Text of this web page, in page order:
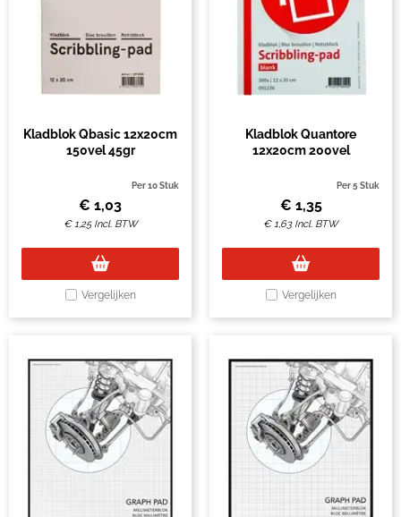
Kladblok Qbasic 12x20cm
150vel 45gr
Per 10 Stuk
€ 1,03
€1,25 Incl. BTW
Vergelijken
Kladblok Quantore
12x20cm 200vel
Per 5 Stuk
€ 1,35
€1,63 Incl. BTW
Vergelijken